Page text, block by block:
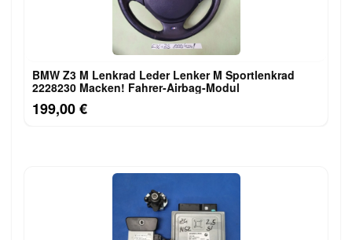
BMW Z3 M Lenkrad Leder Lenker M Sportlenkrad
2228230 Macken! Fahrer-Airbag-Modul
199,00 €